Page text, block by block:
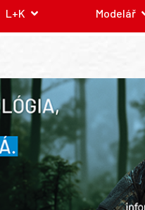
L+K Modelář